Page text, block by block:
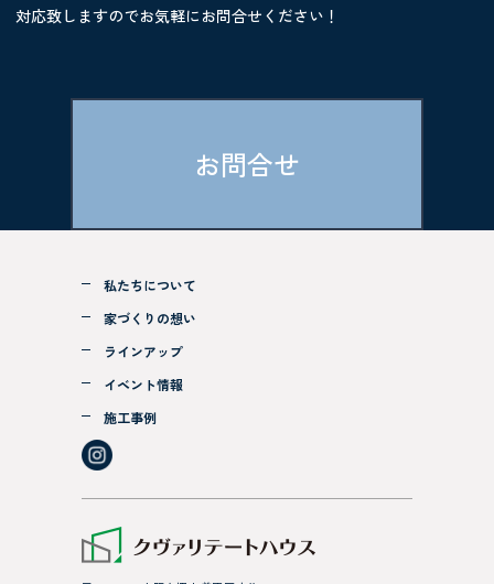
対応致しますのでお気軽にお問合せください！
お問合せ
私たちについて
家づくりの想い
ラインアップ
イベント情報
施工事例